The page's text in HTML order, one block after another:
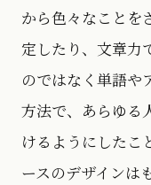
から色々なことを
定したり、文章力
のではなく単語や
方法で、あらゆる
けるようにしたこ
ースのデザインは